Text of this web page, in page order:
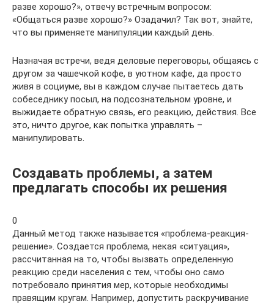
разве хорошо?», отвечу встречным вопросом:
«Общаться разве хорошо?» Озадачил? Так вот, знайте,
что вы применяете манипуляции каждый день.
Назначая встречи, ведя деловые переговоры, общаясь с
другом за чашечкой кофе, в уютном кафе, да просто
живя в социуме, вы в каждом случае пытаетесь дать
собеседнику посыл, на подсознательном уровне, и
выжидаете обратную связь, его реакцию, действия. Все
это, ничто другое, как попытка управлять –
манипулировать.
Создавать проблемы, а затем
предлагать способы их решения
0
Данный метод также называется «проблема-реакция-
решение». Создается проблема, некая «ситуация»,
рассчитанная на то, чтобы вызвать определенную
реакцию среди населения с тем, чтобы оно само
потребовало принятия мер, которые необходимы
правящим кругам. Например, допустить раскручивание